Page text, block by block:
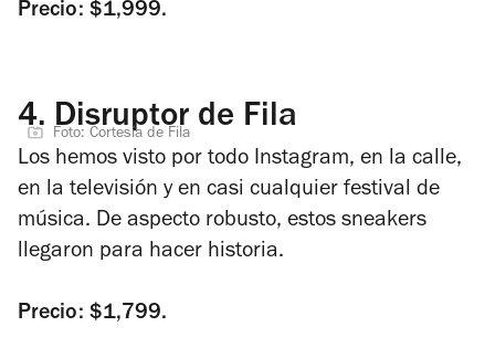
Precio: $1,999.
4. Disruptor de Fila
Foto: Cortesía de Fila
Los hemos visto por todo Instagram, en la calle,
en la televisión y en casi cualquier festival de
música. De aspecto robusto, estos sneakers
llegaron para hacer historia.
Precio: $1,799.